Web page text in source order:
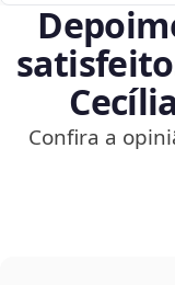
Confira a